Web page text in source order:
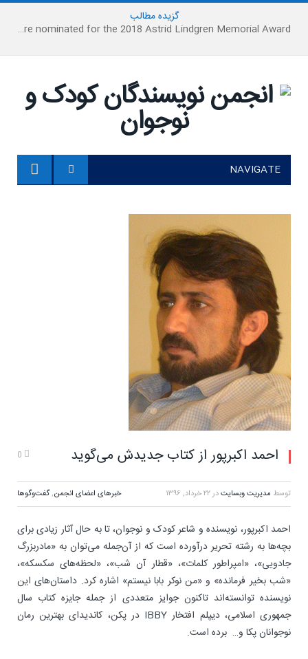
گزیده-مطالب
Houshang Moradi Kermani and Research Institute of Children’s Literature on were nominated for the 2018 Astrid Lindgren Memorial Award
NAVIGATE
احمد اکبرپور از کتاب جدیدش می‌گوید
توسط مدیریت وبسایتدر۲۲ خرداد, ۱۳۹۶ خبرهای اعضای انجمن,گفت‌وگوها
احمد اکبرپور، نویسنده و شاعر کودک و نوجوان، تا به حال آثار زیادی برای
بچه‌ها به رشته تحریر درآورده است که از آن‌جمله می‌توان به «مادربزرگ
جادویی»، «امپراطور کلمات»، «قطار آن شب»، «لحظه‌های سکسکه»،
«شب بخیر فرمانده» و «من نوکر بابا نیستم» اشاره کرد. داستان‌های این
نویسنده توانسته‌اند تاکنون جوایز متعددی از جمله جایزه کتاب سال
جمهوری اسلامی، دیپلم افتخار IBBY در پکن، کاندیدای بهترین رمان
نوجوانان پکا و… برده است.